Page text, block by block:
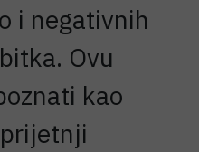
i negativnih
Ovu
kao